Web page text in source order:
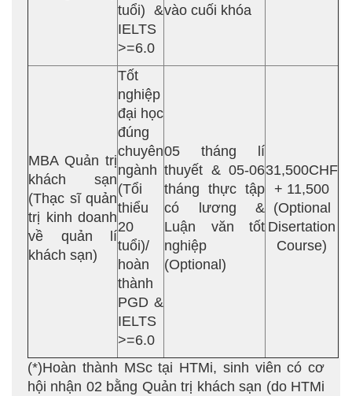
tuổi) &
IELTS
>=6.0
vào cuối khóa
MBA Quản trị
khách sạn
(Thạc sĩ quản
trị kinh doanh
về quản lí
khách sạn)
Tốt
nghiệp
đại học
đúng
chuyên
ngành
(Tổi
thiểu
20
tuổi)/
hoàn
thành
PGD &
IELTS
>=6.0
05 tháng lí
thuyết & 05-06
tháng thực tập
có lương &
Luận văn tốt
nghiệp
(Optional)
31,500CHF
+ 11,500
(Optional
Disertation
Course)
(*)Hoàn thành MSc tại HTMi, sinh viên có cơ
hội nhận 02 bằng Quản trị khách sạn (do HTMi